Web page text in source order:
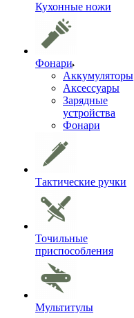
Кухонные ножи
Фонари
Аккумуляторы
Аксессуары
Зарядные
устройства
Фонари
Тактические ручки
Точильные
приспособления
Мультитулы